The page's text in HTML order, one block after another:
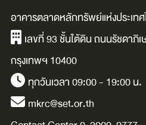
อาคารตลาดหลักทรัพย์แห่งประเท
เลขที่ 93 ชั้นใต้ดิน ถนนรัชดาภิเ
กรุงเทพฯ 10400
ทุกวันเวลา 09:00 - 19:00 น.
mkrc@set.or.th